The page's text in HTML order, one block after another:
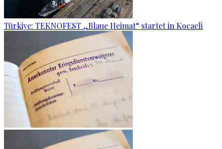
Türkiye: TEKNOFEST „Blaue Heimat“ startet in Kocaeli